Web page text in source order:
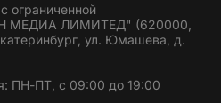
ограниченной
МЕДИА ЛИМИТЕД" (620000,
ул. Юмашева, д.
ПН-ПТ, с 09:00 до 19:00